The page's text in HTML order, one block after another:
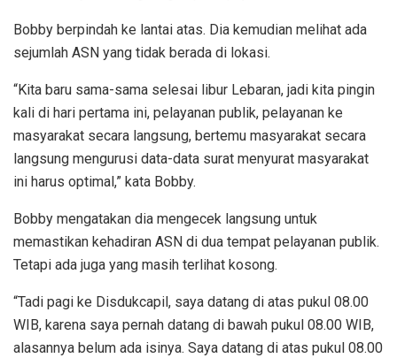
Bobby berpindah ke lantai atas. Dia kemudian melihat ada
sejumlah ASN yang tidak berada di lokasi.
“Kita baru sama-sama selesai libur Lebaran, jadi kita pingin
kali di hari pertama ini, pelayanan publik, pelayanan ke
masyarakat secara langsung, bertemu masyarakat secara
langsung mengurusi data-data surat menyurat masyarakat
ini harus optimal,” kata Bobby.
Bobby mengatakan dia mengecek langsung untuk
memastikan kehadiran ASN di dua tempat pelayanan publik.
Tetapi ada juga yang masih terlihat kosong.
“Tadi pagi ke Disdukcapil, saya datang di atas pukul 08.00
WIB, karena saya pernah datang di bawah pukul 08.00 WIB,
alasannya belum ada isinya. Saya datang di atas pukul 08.00